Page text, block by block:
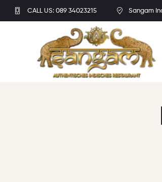
CALL US: 089 34023215 Sangam